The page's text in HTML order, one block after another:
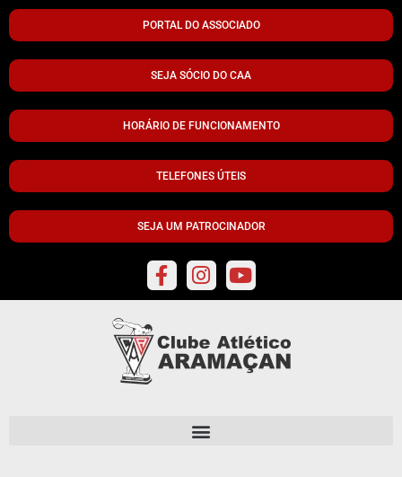
PORTAL DO ASSOCIADO
SEJA SÓCIO DO CAA
HORÁRIO DE FUNCIONAMENTO
TELEFONES ÚTEIS
SEJA UM PATROCINADOR